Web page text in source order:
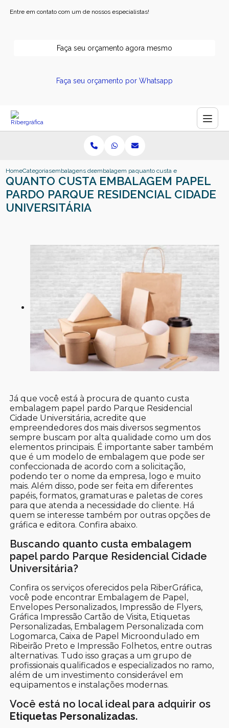
Entre em contato com um de nossos especialistas!
Faça seu orçamento agora mesmo
Faça seu orçamento por Whatsapp
HomeCategoriasembalagens de papelembalagem papel cartaoquanto custa embalagem papel
QUANTO CUSTA EMBALAGEM PAPEL
PARDO PARQUE RESIDENCIAL CIDADE
UNIVERSITÁRIA
Já que você está à procura de quanto custa
embalagem papel pardo Parque Residencial
Cidade Universitária, acredite que
empreendedores dos mais diversos segmentos
sempre buscam por alta qualidade como um dos
elementos principais. É importante saber também
que é um modelo de embalagem que pode ser
confeccionada de acordo com a solicitação,
podendo ter o nome da empresa, logo e muito
mais. Além disso, pode ser feita em diferentes
papéis, formatos, gramaturas e paletas de cores
para que atenda a necessidade do cliente. Há
quem se interesse também por outras opções de
gráfica e editora. Confira abaixo.
Buscando quanto custa embalagem
papel pardo Parque Residencial Cidade
Universitária?
Confira os serviços oferecidos pela RiberGráfica,
você pode encontrar Embalagem de Papel,
Envelopes Personalizados, Impressão de Flyers,
Gráfica Impressão Cartão de Visita, Etiquetas
Personalizadas, Embalagem Personalizada com
Logomarca, Caixa de Papel Microondulado em
Ribeirão Preto e Impressão Folhetos, entre outras
alternativas. Tudo isso graças a um grupo de
profissionais qualificados e especializados no ramo,
além de um investimento considerável em
equipamentos e instalações modernas.
Você está no local ideal para adquirir os
Etiquetas Personalizadas.